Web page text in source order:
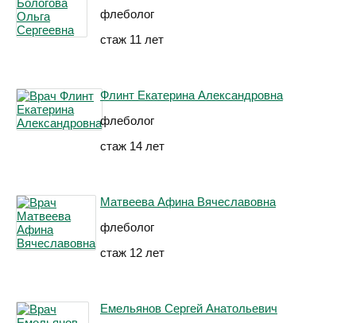
флеболог
стаж 11 лет
Флинт Екатерина Александровна
флеболог
стаж 14 лет
Матвеева Афина Вячеславовна
флеболог
стаж 12 лет
Емельянов Сергей Анатольевич